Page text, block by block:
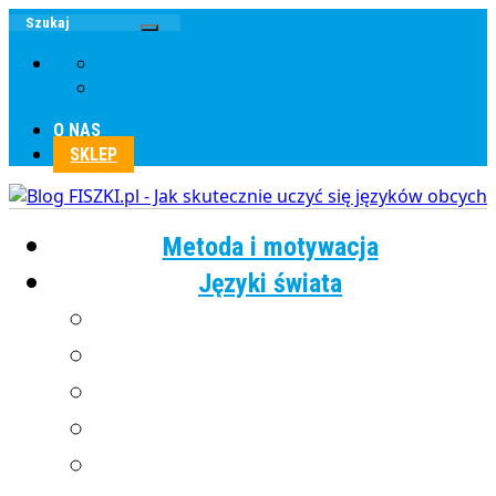
O NAS
SKLEP
Metoda i motywacja
Języki świata